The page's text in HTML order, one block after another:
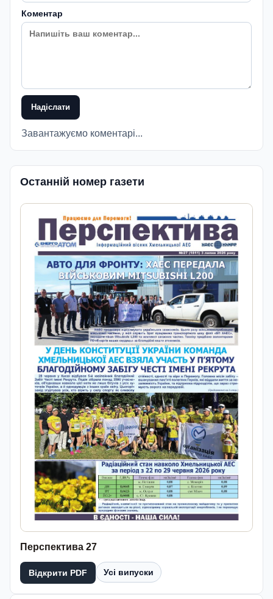
Коментар
Надіслати
Завантажуємо коментарі...
Останній номер газети
Перспектива 27
Відкрити PDF Усі випуски